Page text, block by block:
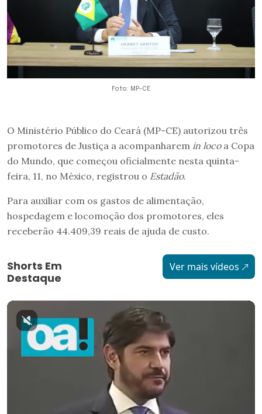
Foto: MP-CE
O Ministério Público do Ceará (MP-CE) autorizou três
promotores de Justiça a acompanharem in locoa Copa
do Mundo, que começou oficialmente nesta quinta-
feira, 11, no México, registrou o Estadão.
Para auxiliar com os gastos de alimentação,
hospedagem e locomoção dos promotores, eles
receberão 44.409,39 reais de ajuda de custo.
Shorts Em
Destaque
Ver mais vídeos